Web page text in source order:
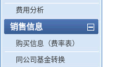
费用分析
销售信息
购买信息（费率表）
同公司基金转换